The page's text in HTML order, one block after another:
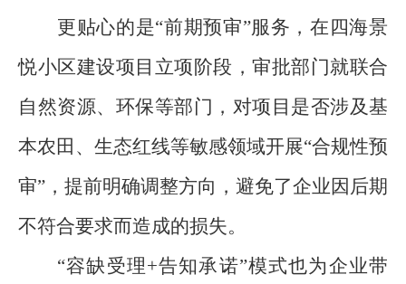
更贴心的是“前期预审”服务，在四海景
悦小区建设项目立项阶段，审批部门就联合
自然资源、环保等部门，对项目是否涉及基
本农田、生态红线等敏感领域开展“合规性预
审” ，提前明确调整方向，避免了企业因后期
不符合要求而造成的损失。
“容缺受理+告知承诺”模式也为企业带